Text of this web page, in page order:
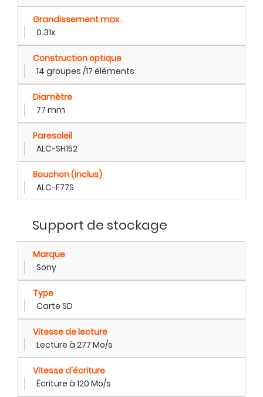
Grandissement max.
0.31x
Construction optique
14 groupes /17 éléments
Diamètre
77 mm
Paresoleil
ALC-SH152
Bouchon (inclus)
ALC-F77S
Support de stockage
Marque
Sony
Type
Carte SD
Vitesse de lecture
Lecture à 277 Mo/s
Vitesse d'écriture
Écriture à 120 Mo/s